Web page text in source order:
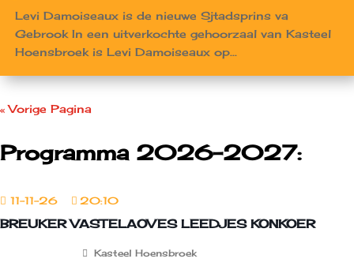
Levi Damoiseaux is de nieuwe Sjtadsprins va
Gebrook In een uitverkochte gehoorzaal van Kasteel
Hoensbroek is Levi Damoiseaux op...
« Vorige Pagina
Programma 2026-2027:
11-11-26 20:10
BREUKER VASTELAOVES LEEDJES KONKOER
Kasteel Hoensbroek